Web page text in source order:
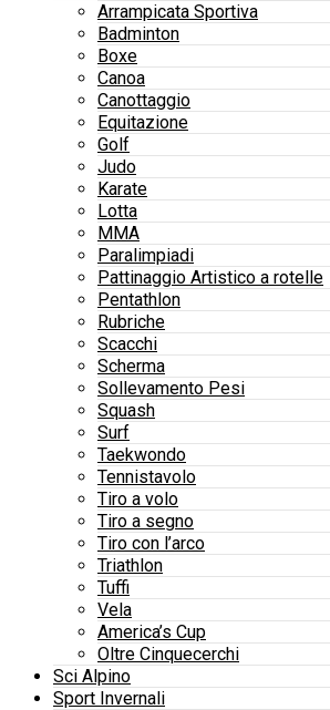
Arrampicata Sportiva
Badminton
Boxe
Canoa
Canottaggio
Equitazione
Golf
Judo
Karate
Lotta
MMA
Paralimpiadi
Pattinaggio Artistico a rotelle
Pentathlon
Rubriche
Scacchi
Scherma
Sollevamento Pesi
Squash
Surf
Taekwondo
Tennistavolo
Tiro a volo
Tiro a segno
Tiro con l’arco
Triathlon
Tuffi
Vela
America’s Cup
Oltre Cinquecerchi
Sci Alpino
Sport Invernali